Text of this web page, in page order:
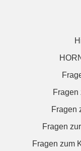
Fragen
Fragen
Fragen
Fragen zum